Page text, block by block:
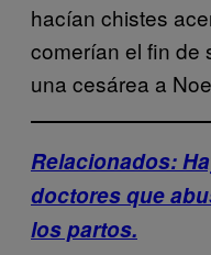
hacían chistes
comerían el fin de
una cesárea a
Relacionados:
doctores que
los partos.